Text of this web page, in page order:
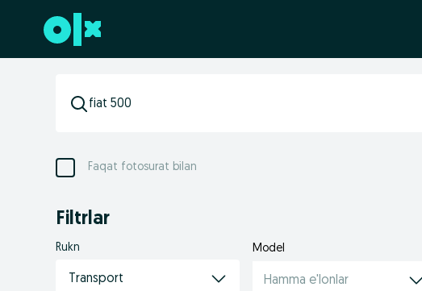
Futerga oʻtish
Faqat fotosurat bilan
Filtrlar
Rukn
Transport
Model
Hamma e'lonlar